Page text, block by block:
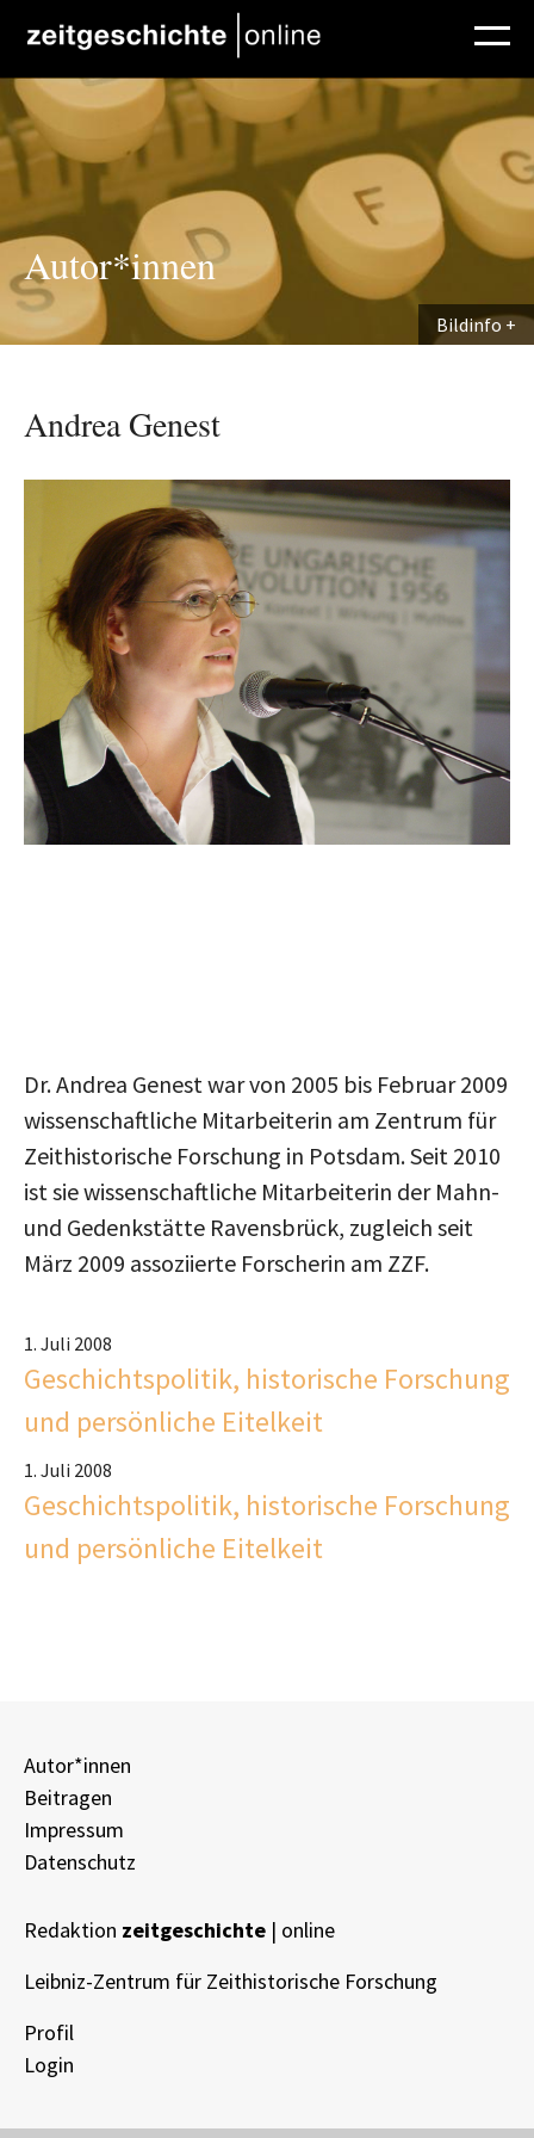
Direkt zum Inhalt
Autor*innen
Bildinfo
Andrea Genest
Dr. Andrea Genest war von 2005 bis Februar 2009
wissenschaftliche Mitarbeiterin am Zentrum für
Zeithistorische Forschung in Potsdam. Seit 2010
ist sie wissenschaftliche Mitarbeiterin der Mahn-
und Gedenkstätte Ravensbrück, zugleich seit
März 2009 assoziierte Forscherin am ZZF.
1. Juli 2008
Geschichtspolitik, historische Forschung
und persönliche Eitelkeit
1. Juli 2008
Geschichtspolitik, historische Forschung
und persönliche Eitelkeit
Autor*innen
Beitragen
Impressum
Datenschutz
Redaktion zeitgeschichte | online
Leibniz-Zentrum für Zeithistorische Forschung
Profil
Login